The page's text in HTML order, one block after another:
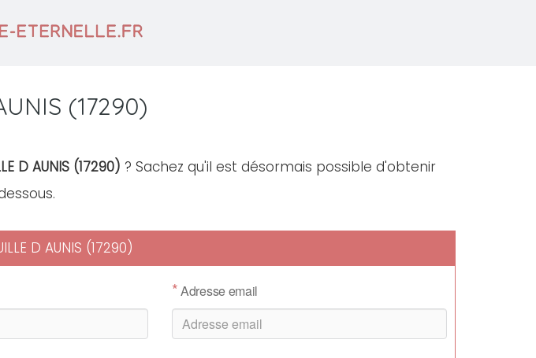
(17290)
D AUNIS (17290) ? Sachez qu'il est désormais possible d'obtenir
D AUNIS (17290)
*Adresse email